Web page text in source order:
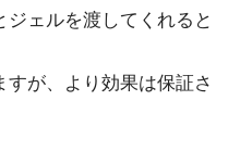
ジェルを渡してくれると
が、より効果は保証さ